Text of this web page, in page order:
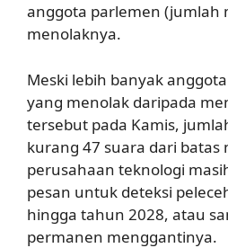
anggota parlemen (jumlah
menolaknya.
Meski lebih banyak
yang menolak daripada
tersebut pada Kamis,
kurang 47 suara dari batas
perusahaan teknologi
pesan untuk deteksi
hingga tahun 2028, atau
permanen menggantinya.